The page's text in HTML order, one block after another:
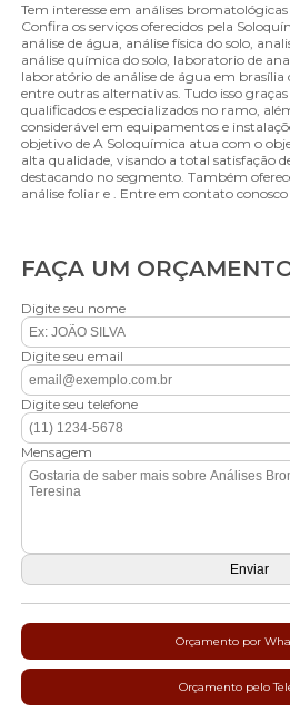
Tem interesse em análises
Confira os serviços oferecidos pela
análise de água, análise física do solo,
análise química do solo, laboratorio de
laboratório de análise de água em brasília
entre outras alternativas. Tudo isso
qualificados e especializados no ramo,
considerável em equipamentos e
objetivo de A Soloquímica atua com o
alta qualidade, visando a total satisfação
destacando no segmento. Também
análise foliar e . Entre em contato
FAÇA UM
Digite seu nome
Digite seu email
Digite seu telefone
Mensagem
Orçamento por
Orçamento pelo